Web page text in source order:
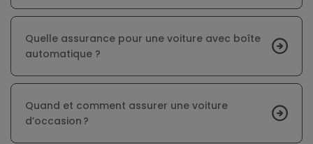
Quelle assurance pour une voiture avec boîte
automatique ?
Quand et comment assurer une voiture
d’occasion ?